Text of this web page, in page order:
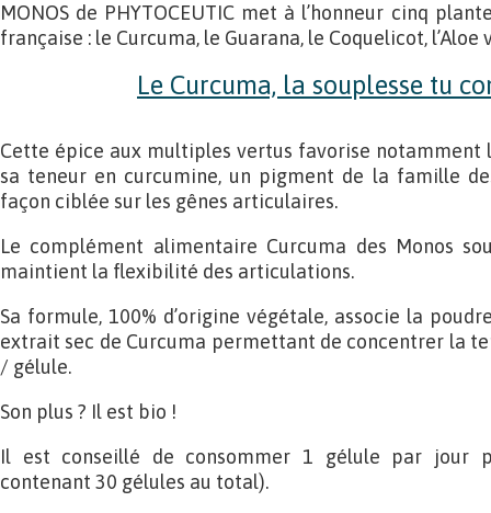
MONOS de PHYTOCEUTIC met à l’honneur cinq
française : le Curcuma, le Guarana, le Coquelicot, l’Aloe
Le Curcuma, la souplesse tu
Cette épice aux multiples vertus favorise
sa teneur en curcumine, un pigment de la famille
façon ciblée sur les gênes articulaires.
Le complément alimentaire Curcuma des Monos
maintient la flexibilité des articulations.
Sa formule, 100% d’origine végétale, associe la
extrait sec de Curcuma permettant de concentrer la
/ gélule.
Son plus ? Il est bio !
Il est conseillé de consommer 1 gélule par jour
contenant 30 gélules au total).